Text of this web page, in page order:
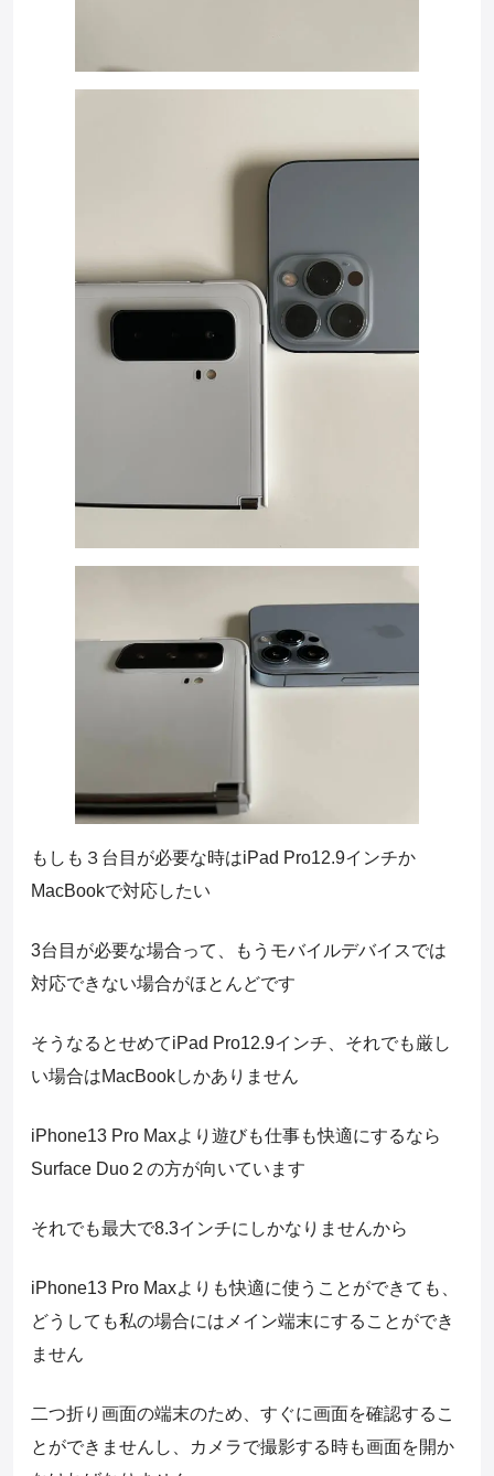
もしも３台目が必要な時はiPad Pro12.9インチか
MacBookで対応したい
3台目が必要な場合って、もうモバイルデバイスでは
対応できない場合がほとんどです
そうなるとせめてiPad Pro12.9インチ、それでも厳し
い場合はMacBookしかありません
iPhone13 Pro Maxより遊びも仕事も快適にするなら
Surface Duo２の方が向いています
それでも最大で8.3インチにしかなりませんから
iPhone13 Pro Maxよりも快適に使うことができても、
どうしても私の場合にはメイン端末にすることができ
ません
二つ折り画面の端末のため、すぐに画面を確認するこ
とができませんし、カメラで撮影する時も画面を開か